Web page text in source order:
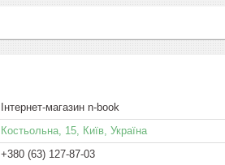
Інтернет-магазин n-book
Костьольна, 15, Київ, Україна
+380 (63) 127-87-03